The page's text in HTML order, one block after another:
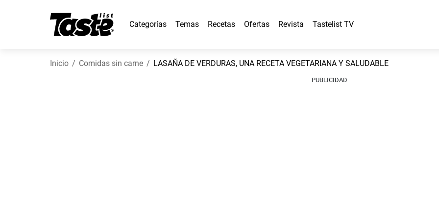
Categorías Temas Recetas Ofertas Revista Tastelist TV
Inicio Comidas sin carne LASAÑA DE VERDURAS, UNA RECETA VEGETARIANA Y SALUDABLE
PUBLICIDAD